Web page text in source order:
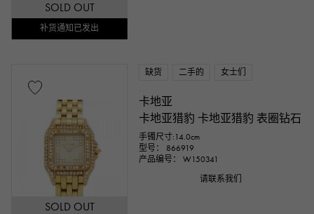
SOLD OUT
补货通知已发出
SOLD OUT
缺货 二手的 女士们
卡地亚
卡地亚猎豹 卡地亚猎豹 表圈钻石
手镯尺寸:14.0cm
型号： 866919
产品编号： W150341
请联系我们